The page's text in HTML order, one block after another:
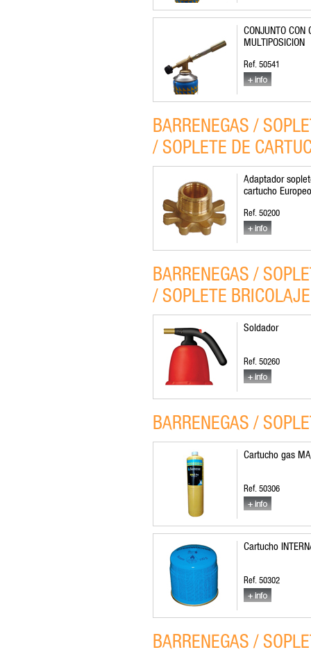
CONJUNTO CON
MULTIPOSICION
Ref. 50541
BARRENEGAS /
/ SOPLETE DE
Adaptador
cartucho Europeo
Ref. 50200
BARRENEGAS /
/ SOPLETE
Soldador
Ref. 50260
BARRENEGAS /
Cartucho gas
Ref. 50306
Cartucho
Ref. 50302
BARRENEGAS /